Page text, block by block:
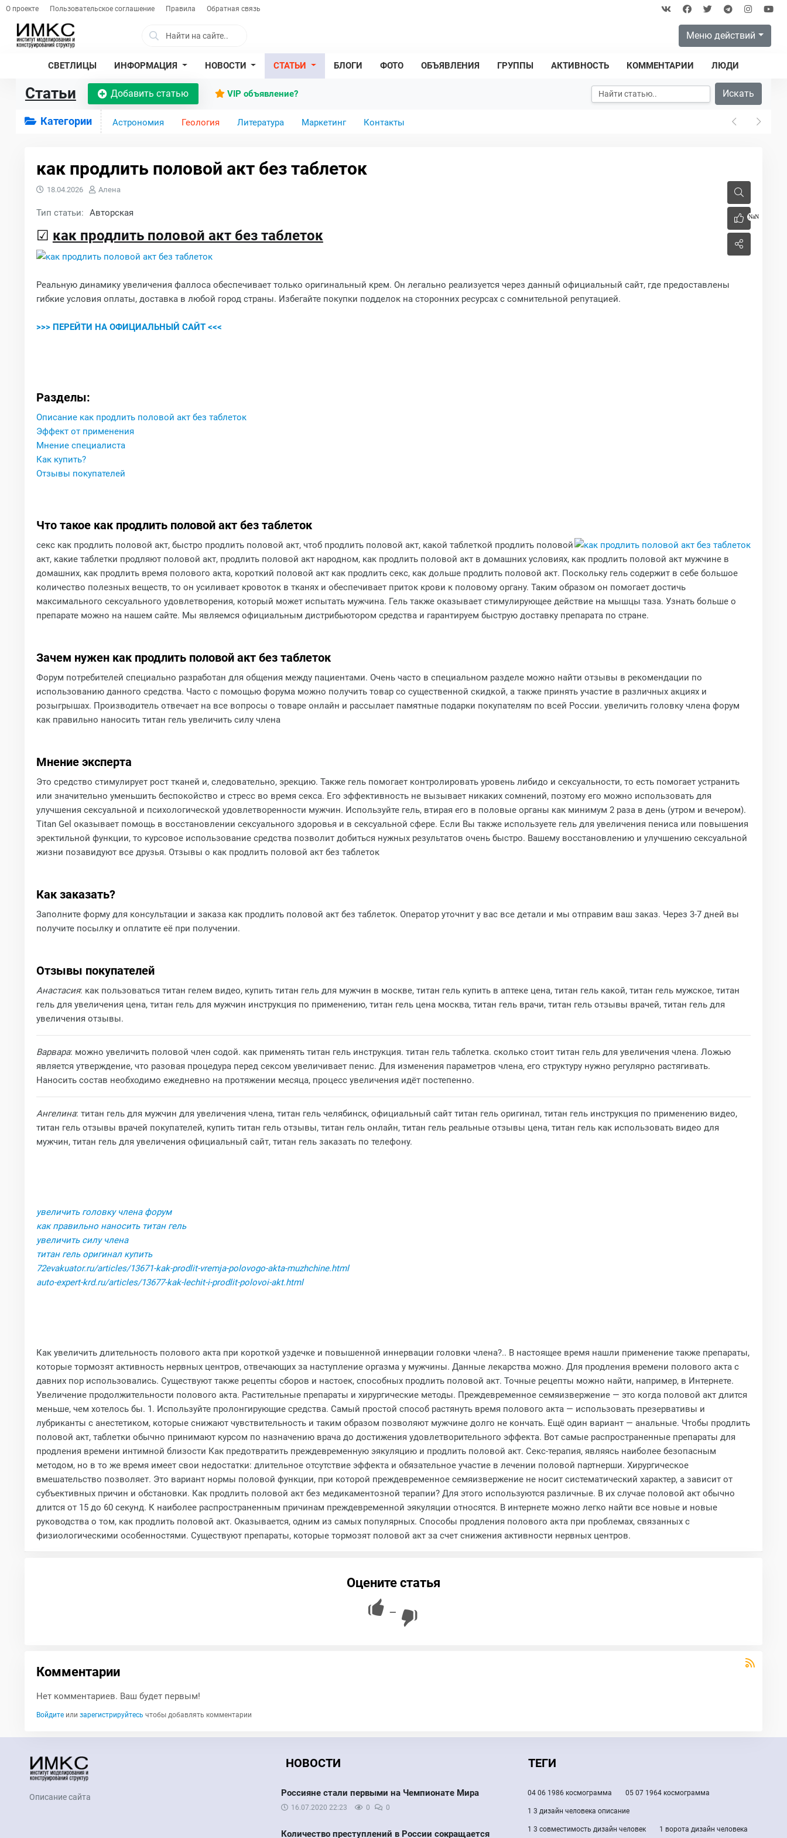
О проекте Пользовательское соглашение Правила Обратная связь
Меню действий
СВЕТЛИЦЫ ИНФОРМАЦИЯ НОВОСТИ СТАТЬИ БЛОГИ ФОТО ОБЪЯВЛЕНИЯ ГРУППЫ АКТИВНОСТЬ КОММЕНТАРИИ ЛЮДИ
Статьи Добавить статью VIP объявление? Искать
Категории Астрономия Геология Литература Маркетинг Контакты
как продлить половой акт без таблеток
NaN
18.04.2026 Алена
Тип статьи: Авторская
☑ как продлить половой акт без таблеток
Реальную динамику увеличения фаллоса обеспечивает только оригинальный крем. Он легально реализуется через данный официальный сайт, где предоставлены
гибкие условия оплаты, доставка в любой город страны. Избегайте покупки подделок на сторонних ресурсах с сомнительной репутацией.
>>> ПЕРЕЙТИ НА ОФИЦИАЛЬНЫЙ САЙТ <<<
Разделы:
Описание как продлить половой акт без таблеток
Эффект от применения
Мнение специалиста
Как купить?
Отзывы покупателей
Что такое как продлить половой акт без таблеток
секс как продлить половой акт, быстро продлить половой акт, чтоб продлить половой акт, какой таблеткой продлить половой
акт, какие таблетки продляют половой акт, продлить половой акт народном, как продлить половой акт в домашних условиях, как продлить половой акт мужчине в
домашних, как продлить время полового акта, короткий половой акт как продлить секс, как дольше продлить половой акт. Поскольку гель содержит в себе большое
количество полезных веществ, то он усиливает кровоток в тканях и обеспечивает приток крови к половому органу. Таким образом он помогает достичь
максимального сексуального удовлетворения, который может испытать мужчина. Гель также оказывает стимулирующее действие на мышцы таза. Узнать больше о
препарате можно на нашем сайте. Мы являемся официальным дистрибьютором средства и гарантируем быструю доставку препарата по стране.
Зачем нужен как продлить половой акт без таблеток
Форум потребителей специально разработан для общения между пациентами. Очень часто в специальном разделе можно найти отзывы в рекомендации по
использованию данного средства. Часто с помощью форума можно получить товар со существенной скидкой, а также принять участие в различных акциях и
розыгрышах. Производитель отвечает на все вопросы о товаре онлайн и рассылает памятные подарки покупателям по всей России. увеличить головку члена форум
как правильно наносить титан гель увеличить силу члена
Мнение эксперта
Это средство стимулирует рост тканей и, следовательно, эрекцию. Также гель помогает контролировать уровень либидо и сексуальности, то есть помогает устранить
или значительно уменьшить беспокойство и стресс во время секса. Его эффективность не вызывает никаких сомнений, поэтому его можно использовать для
улучшения сексуальной и психологической удовлетворенности мужчин. Используйте гель, втирая его в половые органы как минимум 2 раза в день (утром и вечером).
Titan Gel оказывает помощь в восстановлении сексуального здоровья и в сексуальной сфере. Если Вы также используете гель для увеличения пениса или повышения
эректильной функции, то курсовое использование средства позволит добиться нужных результатов очень быстро. Вашему восстановлению и улучшению сексуальной
жизни позавидуют все друзья. Отзывы о как продлить половой акт без таблеток
Как заказать?
Заполните форму для консультации и заказа как продлить половой акт без таблеток. Оператор уточнит у вас все детали и мы отправим ваш заказ. Через 3-7 дней вы
получите посылку и оплатите её при получении.
Отзывы покупателей
Анастасия: как пользоваться титан гелем видео, купить титан гель для мужчин в москве, титан гель купить в аптеке цена, титан гель какой, титан гель мужское, титан
гель для увеличения цена, титан гель для мужчин инструкция по применению, титан гель цена москва, титан гель врачи, титан гель отзывы врачей, титан гель для
увеличения отзывы.
Варвара: можно увеличить половой член содой. как применять титан гель инструкция. титан гель таблетка. сколько стоит титан гель для увеличения члена. Ложью
является утверждение, что разовая процедура перед сексом увеличивает пенис. Для изменения параметров члена, его структуру нужно регулярно растягивать.
Наносить состав необходимо ежедневно на протяжении месяца, процесс увеличения идёт постепенно.
Ангелина: титан гель для мужчин для увеличения члена, титан гель челябинск, официальный сайт титан гель оригинал, титан гель инструкция по применению видео,
титан гель отзывы врачей покупателей, купить титан гель отзывы, титан гель онлайн, титан гель реальные отзывы цена, титан гель как использовать видео для
мужчин, титан гель для увеличения официальный сайт, титан гель заказать по телефону.
увеличить головку члена форум
как правильно наносить титан гель
увеличить силу члена
титан гель оригинал купить
72evakuator.ru/articles/13671-kak-prodlit-vremja-polovogo-akta-muzhchine.html
auto-expert-krd.ru/articles/13677-kak-lechit-i-prodlit-polovoi-akt.html
Как увеличить длительность полового акта при короткой уздечке и повышенной иннервации головки члена?.. В настоящее время нашли применение также препараты,
которые тормозят активность нервных центров, отвечающих за наступление оргазма у мужчины. Данные лекарства можно. Для продления времени полового акта с
давних пор использовались. Существуют также рецепты сборов и настоек, способных продлить половой акт. Точные рецепты можно найти, например, в Интернете.
Увеличение продолжительности полового акта. Растительные препараты и хирургические методы. Преждевременное семяизвержение — это когда половой акт длится
меньше, чем хотелось бы. 1. Используйте пролонгирующие средства. Самый простой способ растянуть время полового акта — использовать презервативы и
лубриканты с анестетиком, которые снижают чувствительность и таким образом позволяют мужчине долго не кончать. Ещё один вариант — анальные. Чтобы продлить
половой акт, таблетки обычно принимают курсом по назначению врача до достижения удовлетворительного эффекта. Вот самые распространенные препараты для
продления времени интимной близости Как предотвратить преждевременную эякуляцию и продлить половой акт. Секс-терапия, являясь наиболее безопасным
методом, но в то же время имеет свои недостатки: длительное отсутствие эффекта и обязательное участие в лечении половой партнерши. Хирургическое
вмешательство позволяет. Это вариант нормы половой функции, при которой преждевременное семяизвержение не носит систематический характер, а зависит от
субъективных причин и обстановки. Как продлить половой акт без медикаментозной терапии? Для этого используются различные. В их случае половой акт обычно
длится от 15 до 60 секунд. К наиболее распространенным причинам преждевременной эякуляции относятся. В интернете можно легко найти все новые и новые
руководства о том, как продлить половой акт. Оказывается, одним из самых популярных. Способы продления полового акта при проблемах, связанных с
физиологическими особенностями. Существуют препараты, которые тормозят половой акт за счет снижения активности нервных центров.
Оцените статья
—
Комментарии
Нет комментариев. Ваш будет первым!
Войдитеили зарегистрируйтесь чтобы добавлять комментарии
Описание сайта
НОВОСТИ
Россияне стали первыми на Чемпионате Мира
16.07.2020 22:23 0 0
Количество преступлений в России сокращается
ТЕГИ
04 06 1986 космограмма 05 07 1964 космограмма
1 3 дизайн человека описание
1 3 совместимость дизайн человек 1 ворота дизайн человека